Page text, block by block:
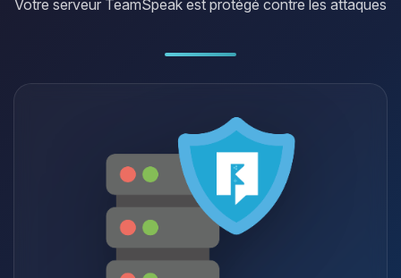
Votre serveur TeamSpeak est protégé contre les attaques